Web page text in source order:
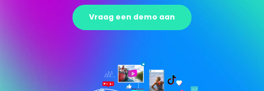
Vraag een demo aan